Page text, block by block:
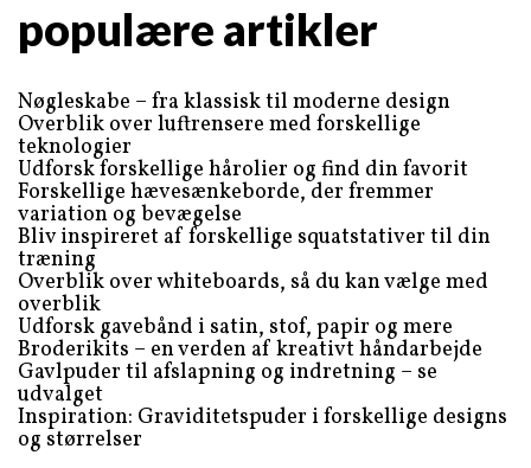
populære artikler
Nøgleskabe – fra klassisk til moderne design
Overblik over luftrensere med forskellige
teknologier
Udforsk forskellige hårolier og find din favorit
Forskellige hævesænkeborde, der fremmer
variation og bevægelse
Bliv inspireret af forskellige squatstativer til din
træning
Overblik over whiteboards, så du kan vælge med
overblik
Udforsk gavebånd i satin, stof, papir og mere
Broderikits – en verden af kreativt håndarbejde
Gavlpuder til afslapning og indretning – se
udvalget
Inspiration: Graviditetspuder i forskellige designs
og størrelser